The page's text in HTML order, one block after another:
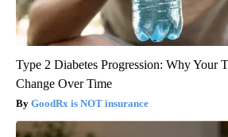
Type 2 Diabetes Progression: Why Your
Change Over Time
GoodRx is NOT insurance